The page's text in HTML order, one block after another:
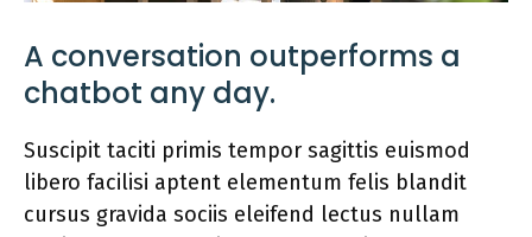
A conversation outperforms a
chatbot any day.
Suscipit taciti primis tempor sagittis euismod
libero facilisi aptent elementum felis blandit
cursus gravida sociis eleifend lectus nullam